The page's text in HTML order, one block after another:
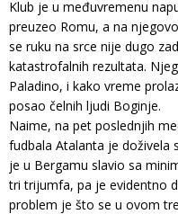
Klub je u međuvremenu
preuzeo Romu, a na
se ruku na srce nije dugo
katastrofalnih rezultata.
Paladino, i kako vreme
posao čelnih ljudi Boginje.
Naime, na pet poslednjih
fudbala Atalanta je
je u Bergamu slavio sa
tri trijumfa, pa je evidentno
problem je što se u ovom